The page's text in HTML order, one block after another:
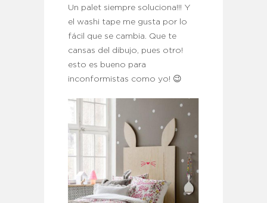
Un palet siempre soluciona!!! Y
el washi tape me gusta por lo
fácil que se cambia. Que te
cansas del dibujo, pues otro!
esto es bueno para
inconformistas como yo! 😉